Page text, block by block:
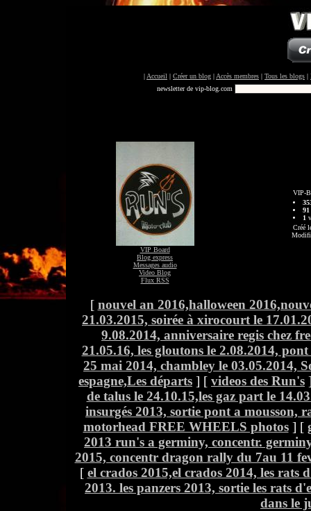
| Accueil | Créer un blog | Accès membres | Tous les blogs |
newsletter de vip-blog.com
VIP Board
Blog express
Messages audio
Video Blog
Flux RSS
VIP-
91
1
Créé
[ nouvel an 2016,halloween
21.03.2015, soirée à xirocourt le
9.08.2014, anniversaire regis chez
21.05.16, les gloutons le 2.08.2014,
25 mai 2014, chambley le 03.05.2014,
espagne,Les départs ] [ videos des Run's
de talus le 24.10.15,les gaz part le
insurgés 2013, sortie pont a mousson,
motorhead FREE WHEELS photos] [
2013 run's a germiny, concentr.
2015, concentr dragon rally du 7au 11
[ el crados 2015,el crados 2014, les rats
2013. les panzers 2013, sortie les rats
dans le